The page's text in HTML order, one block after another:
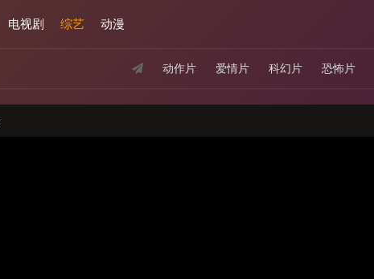
电视剧 综艺 动漫
动作片 爱情片 科幻片 恐怖片